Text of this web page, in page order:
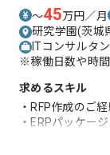
〜45万円／月
研究学園(茨城
ITコンサルタ
※稼働日数や時間
求めるスキル
・RFP作成のご
・ERPパッケー